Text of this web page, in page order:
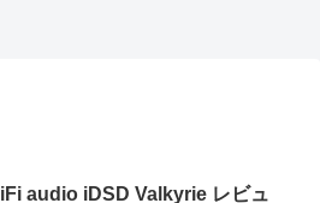
iFi audio iDSD Valkyrie レビュ